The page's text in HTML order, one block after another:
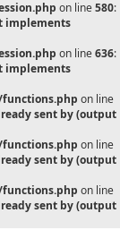
on line580:
implements
on line636:
implements
on line
sent by (output
on line
sent by (output
on line
sent by (output